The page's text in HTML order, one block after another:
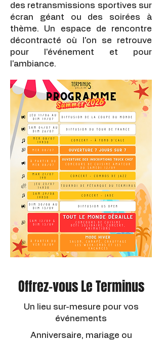
des retransmissions sportives sur
écran géant ou des soirées à
thème. Un espace de rencontre
décontracté où l'on se retrouve
pour l'événement et pour
l'ambiance.
Offrez-vous Le Terminus
Un lieu sur-mesure pour vos
événements
Anniversaire, mariage ou